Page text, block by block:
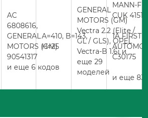
AC
6808616,
GENERAL
MOTORS (GM)
90541317
и еще 6 кодов
A=410, B=143,
H=25
GENERAL
MOTORS (GM)
Vectra 2.2 (Elite /
GL / GLS), OPEL
Vectra-B 1.6i и
еще 29
моделей
MANN-
CUK 4151
1A FIRST
C30175
и еще 83